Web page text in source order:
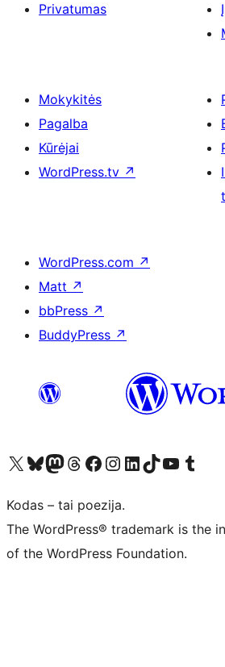
Privatumas
Mokykitės
Pagalba
Kūrėjai
WordPress.tv ↗
WordPress.com ↗
Matt ↗
bbPress ↗
BuddyPress ↗
Visit our X (formerly Twitter) account
Apsilankykite mūsų Bluesky paskyroje
Visit our Mastodon account
Apsilankykite mūsų Threads paskyroje
Visit our Facebook page
Visit our Instagram account
Visit our LinkedIn account
Apsilankykite mūsų TikTok paskyroje
Visit our YouTube channel
Apsilankykite
Kodas – tai poezija.
The WordPress® trademark is the
of the WordPress Foundation.